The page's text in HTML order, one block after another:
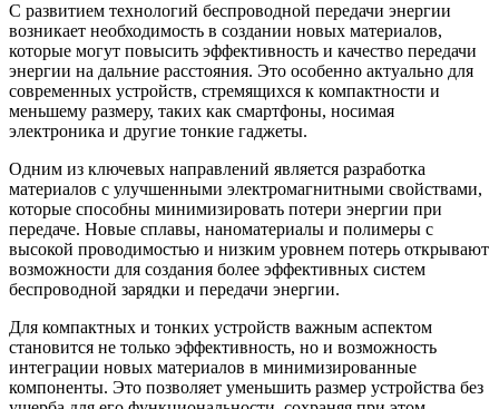
С развитием технологий беспроводной передачи энергии
возникает необходимость в создании новых материалов,
которые могут повысить эффективность и качество передачи
энергии на дальние расстояния. Это особенно актуально для
современных устройств, стремящихся к компактности и
меньшему размеру, таких как смартфоны, носимая
электроника и другие тонкие гаджеты.
Одним из ключевых направлений является разработка
материалов с улучшенными электромагнитными свойствами,
которые способны минимизировать потери энергии при
передаче. Новые сплавы, наноматериалы и полимеры с
высокой проводимостью и низким уровнем потерь открывают
возможности для создания более эффективных систем
беспроводной зарядки и передачи энергии.
Для компактных и тонких устройств важным аспектом
становится не только эффективность, но и возможность
интеграции новых материалов в минимизированные
компоненты. Это позволяет уменьшить размер устройства без